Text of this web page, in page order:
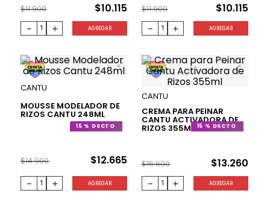
$11.900 $10.115
＋
－ AGREGAR
$11.900 $10.115
＋
－ AGREGAR
CANTU
MOUSSE MODELADOR DE
RIZOS CANTU 248ML
15 %
$14.900 $12.665
＋
－ AGREGAR
CANTU
CREMA PARA PEINAR
CANTU ACTIVADORA DE
RIZOS 355ML 15 %
$15.600 $13.260
＋
－ AGREGAR